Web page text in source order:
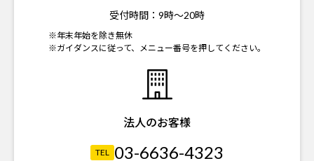
受付時間： 9時～20時
※年末年始を除き無休
※ガイダンスに従って、メニュー番号を押してください。
法人のお客様
TEL 03-6636-4323